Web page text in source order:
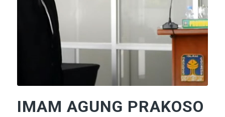
IMAM AGUNG PRAKOSO